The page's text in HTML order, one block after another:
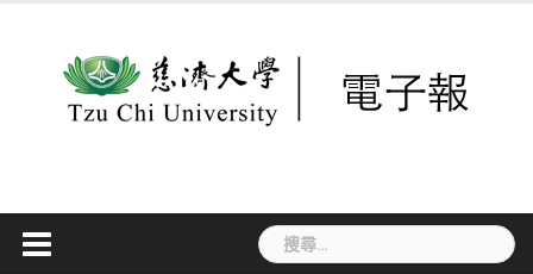
搜
尋